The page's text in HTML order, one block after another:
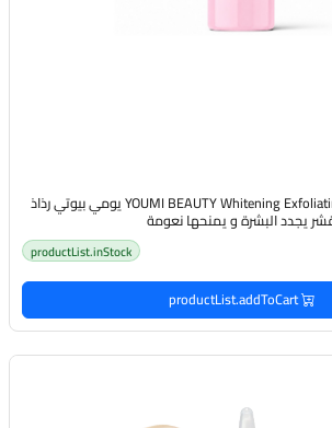
YOUMI BEAUTY Whitening Exfoliating Body & Face Spray يومي بيوتي رذاذ
يجدد البشرة و يمنحها نعومة
productList.inStock
productList.addToCart